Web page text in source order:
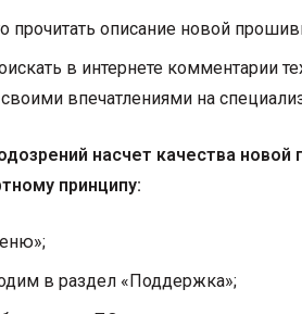
прочитать описание новой
в интернете комментарии
своими впечатлениями на
насчет качества
принципу:
в раздел «Поддержка»;